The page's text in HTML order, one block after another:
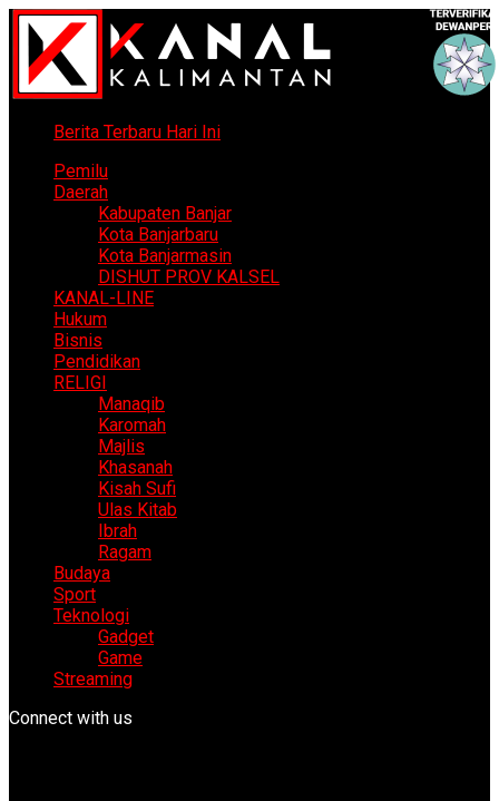
Berita Terbaru Hari Ini
Pemilu
Daerah
Kabupaten Banjar
Kota Banjarbaru
Kota Banjarmasin
DISHUT PROV KALSEL
KANAL-LINE
Hukum
Bisnis
Pendidikan
RELIGI
Manaqib
Karomah
Majlis
Khasanah
Kisah Sufi
Ulas Kitab
Ibrah
Ragam
Budaya
Sport
Teknologi
Gadget
Game
Streaming
Connect with us